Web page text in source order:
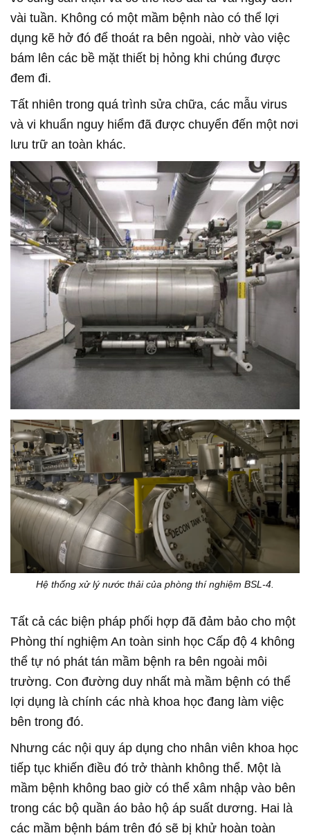
vài tuần. Không có một mầm bệnh nào có thể lợi
dụng kẽ hở đó để thoát ra bên ngoài, nhờ vào việc
bám lên các bề mặt thiết bị hỏng khi chúng được
đem đi.
Tất nhiên trong quá trình sửa chữa, các mẫu virus
và vi khuẩn nguy hiểm đã được chuyển đến một nơi
lưu trữ an toàn khác.
Hệ thống xử lý nước thải của phòng thí nghiệm BSL-4.
Tất cả các biện pháp phối hợp đã đảm bảo cho một
Phòng thí nghiệm An toàn sinh học Cấp độ 4 không
thể tự nó phát tán mầm bệnh ra bên ngoài môi
trường. Con đường duy nhất mà mầm bệnh có thể
lợi dụng là chính các nhà khoa học đang làm việc
bên trong đó.
Nhưng các nội quy áp dụng cho nhân viên khoa học
tiếp tục khiến điều đó trở thành không thể. Một là
mầm bệnh không bao giờ có thể xâm nhập vào bên
trong các bộ quần áo bảo hộ áp suất dương. Hai là
các mầm bệnh bám trên đó sẽ bị khử hoàn toàn